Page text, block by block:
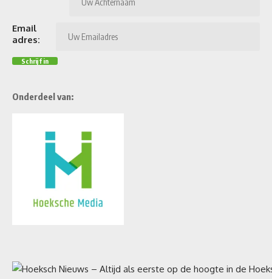
Email
adres:
Onderdeel van: